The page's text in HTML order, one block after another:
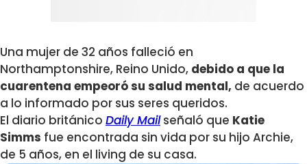
Una mujer de 32 años falleció en
Northamptonshire, Reino Unido, debido a que la
cuarentena empeoró su salud mental, de acuerdo
a lo informado por sus seres queridos.
El diario británico Daily Mailseñaló que Katie
Simms fue encontrada sin vida por su hijo Archie,
de 5 años, en el living de su casa.